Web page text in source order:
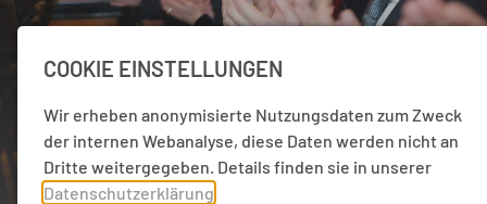
Wissenschaftspreis
Auszeichnung und Ansporn
COOKIE EINSTELLUNGEN
Wir erheben anonymisierte Nutzungsdaten zum Zweck
der internen Webanalyse, diese Daten werden nicht an
Dritte weitergegeben. Details finden sie in unserer
Datenschutzerklärung